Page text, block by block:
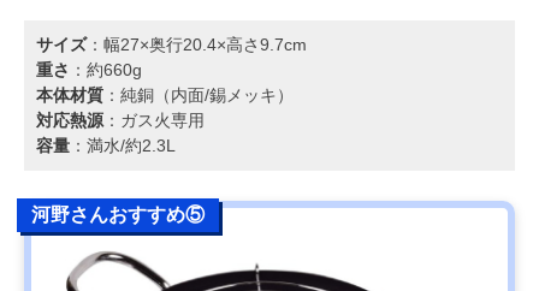
サイズ：幅27×奥行20.4×高さ9.7cm
重さ ：約660g
本体材質 ：純銅（内面/錫メッキ）
対応熱源 ：ガス火専用
容量 ：満水/約2.3L
河野さんおすすめ⑤